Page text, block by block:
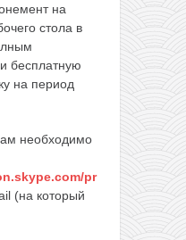
на
стола в
бесплатную
на период
необходимо
pr
(на который